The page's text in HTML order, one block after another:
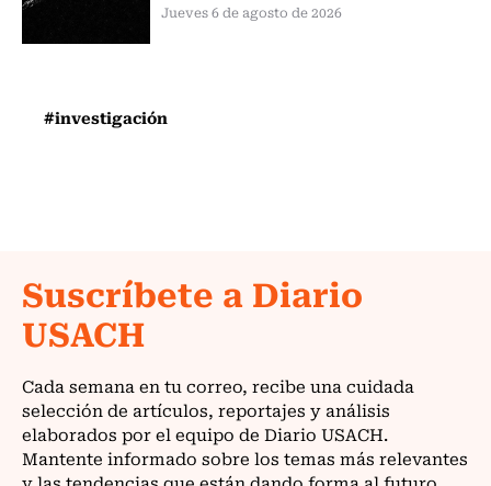
Jueves 6 de agosto de 2026
#investigación